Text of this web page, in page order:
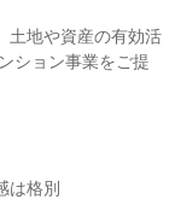
土地や資産の有効活
ション事業をご提
は格別